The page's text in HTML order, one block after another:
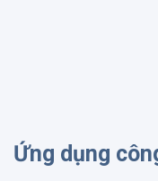
Ứng dụng